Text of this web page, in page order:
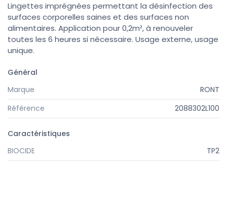
Lingettes imprégnées permettant la désinfection des
surfaces corporelles saines et des surfaces non
alimentaires. Application pour 0,2m², à renouveler
toutes les 6 heures si nécessaire. Usage externe, usage
unique.
Général
Marque
RONT
Référence
2088302L100
Caractéristiques
BIOCIDE
TP2